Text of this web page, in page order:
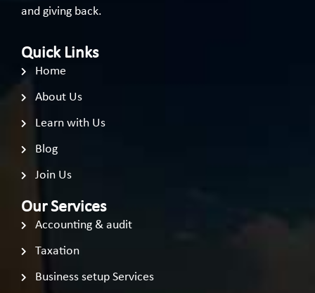
and giving back.
Quick Links
Home
About Us
Learn with Us
Blog
Join Us
Our Services
Accounting & audit
Taxation
Business setup Services